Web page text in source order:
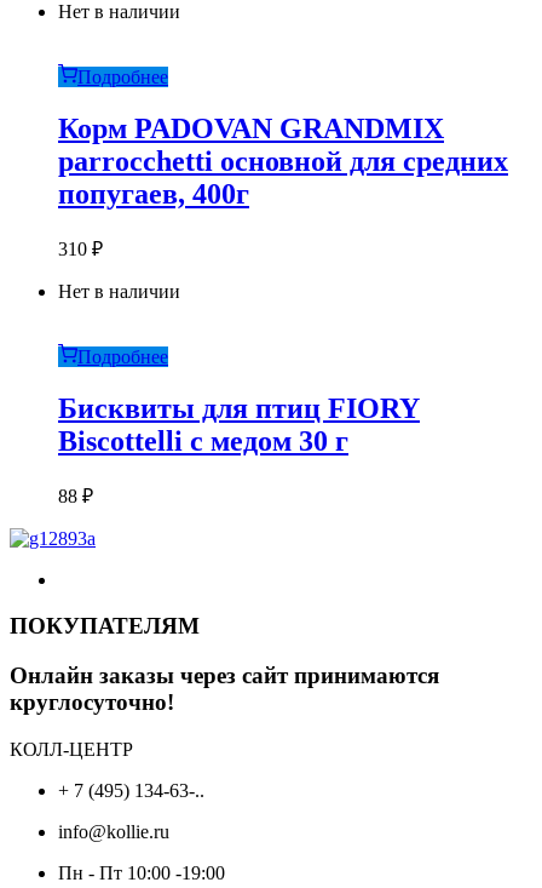
Нет в наличии
Подробнее
Корм PADOVAN GRANDMIX
parrocchetti основной для средних
попугаев, 400г
310 ₽
Нет в наличии
Подробнее
Бисквиты для птиц FIORY
Biscottelli с медом 30 г
88 ₽
ПОКУПАТЕЛЯМ
Онлайн заказы через сайт принимаются
круглосуточно!
КОЛЛ-ЦЕНТР
+ 7 (495) 134-63-..
info@kollie.ru
Пн - Пт 10:00 -19:00